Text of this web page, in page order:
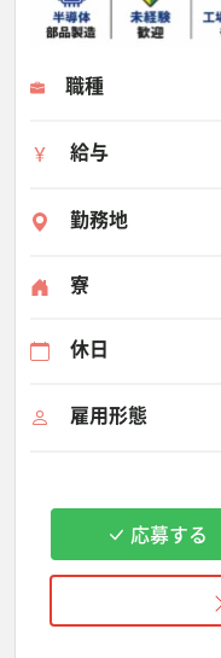
職種
給与
勤務地
寮
休日
雇用形態
応募する